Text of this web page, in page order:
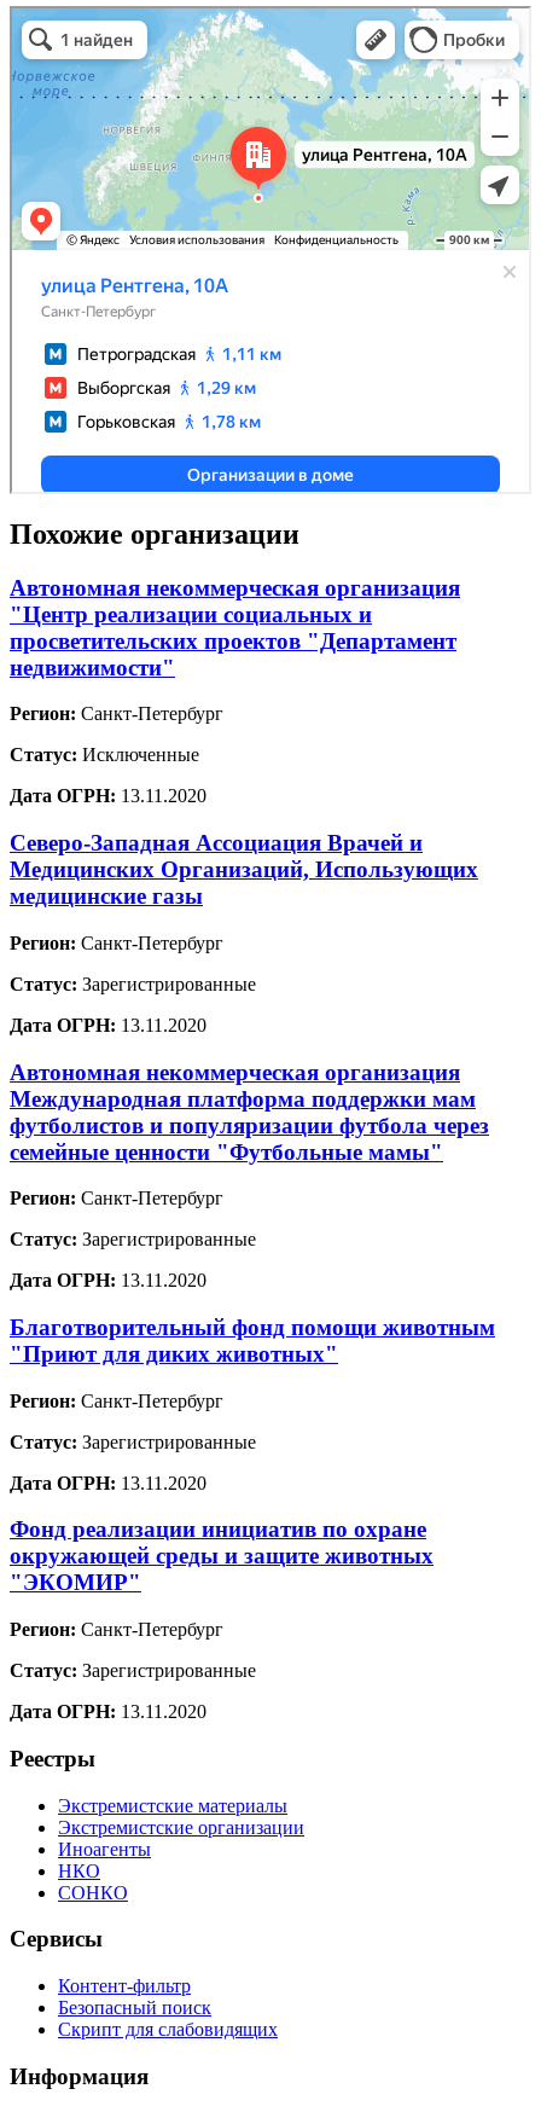
Похожие организации
Автономная некоммерческая организация
"Центр реализации социальных и
просветительских проектов "Департамент
недвижимости"
Регион: Санкт-Петербург
Статус: Исключенные
Дата ОГРН: 13.11.2020
Северо-Западная Ассоциация Врачей и
Медицинских Организаций, Использующих
медицинские газы
Регион: Санкт-Петербург
Статус: Зарегистрированные
Дата ОГРН: 13.11.2020
Автономная некоммерческая организация
Международная платформа поддержки мам
футболистов и популяризации футбола через
семейные ценности "Футбольные мамы"
Регион: Санкт-Петербург
Статус: Зарегистрированные
Дата ОГРН: 13.11.2020
Благотворительный фонд помощи животным
"Приют для диких животных"
Регион: Санкт-Петербург
Статус: Зарегистрированные
Дата ОГРН: 13.11.2020
Фонд реализации инициатив по охране
окружающей среды и защите животных
"ЭКОМИР"
Регион: Санкт-Петербург
Статус: Зарегистрированные
Дата ОГРН: 13.11.2020
Реестры
Экстремистские материалы
Экстремистские организации
Иноагенты
НКО
СОНКО
Сервисы
Контент-фильтр
Безопасный поиск
Скрипт для слабовидящих
Информация